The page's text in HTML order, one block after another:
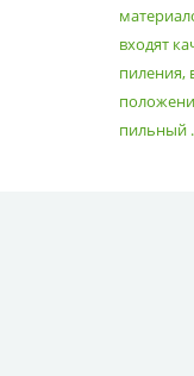
входят
пиления,
пильный